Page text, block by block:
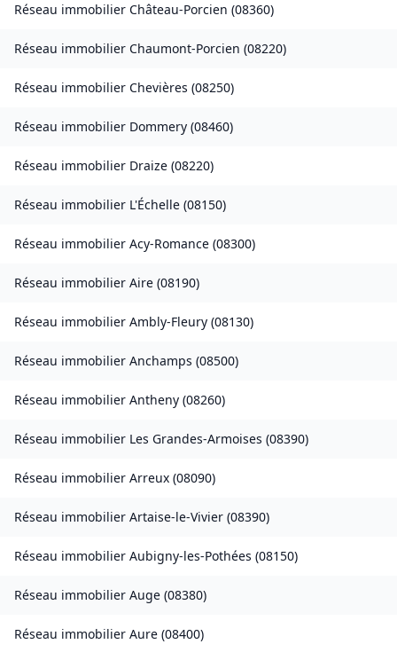
Réseau immobilier Château-Porcien (08360)
Réseau immobilier Chaumont-Porcien (08220)
Réseau immobilier Chevières (08250)
Réseau immobilier Dommery (08460)
Réseau immobilier Draize (08220)
Réseau immobilier L'Échelle (08150)
Réseau immobilier Acy-Romance (08300)
Réseau immobilier Aire (08190)
Réseau immobilier Ambly-Fleury (08130)
Réseau immobilier Anchamps (08500)
Réseau immobilier Antheny (08260)
Réseau immobilier Les Grandes-Armoises (08390)
Réseau immobilier Arreux (08090)
Réseau immobilier Artaise-le-Vivier (08390)
Réseau immobilier Aubigny-les-Pothées (08150)
Réseau immobilier Auge (08380)
Réseau immobilier Aure (08400)